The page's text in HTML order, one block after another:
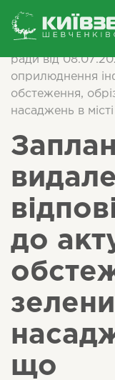
/
Інформація
ради від
оприлюднення
обстеження,
насаджень в
до
що